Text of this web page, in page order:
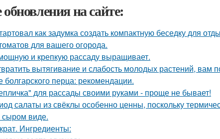
на сайте:
как задумка создать компактную беседку для
для вашего огорода.
и крепкую рассаду выращивает.
вытягивание и слабость молодых растений, вам
перца: рекомендации.
для рассады своими руками - проще не бывает!
салаты из свёклы особенно ценны, поскольку
сыром виде.
Ингредиенты: